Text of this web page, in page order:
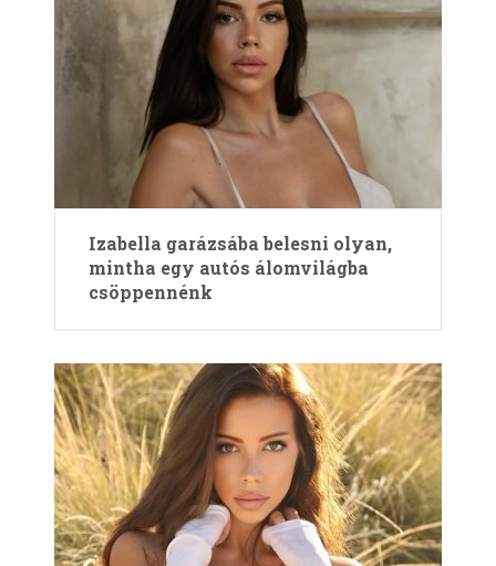
Izabella garázsába belesni olyan,
mintha egy autós álomvilágba
csöppennénk